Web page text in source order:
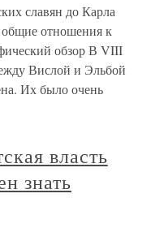
славян до Карла
отношения к
обзор В VIII
Вислой и Эльбой
Их было очень
власть
знать